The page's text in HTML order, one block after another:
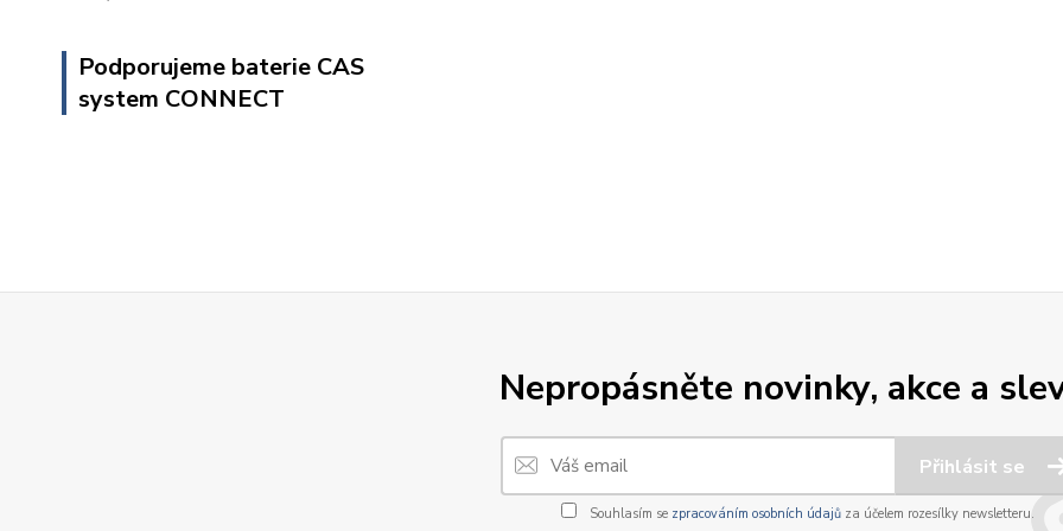
Podporujeme baterie CAS
system CONNECT
Nepropásněte novinky, akce a
Přihlásit se
Souhlasím se zpracováním osobních údajůza účelem rozesílky newsletteru.